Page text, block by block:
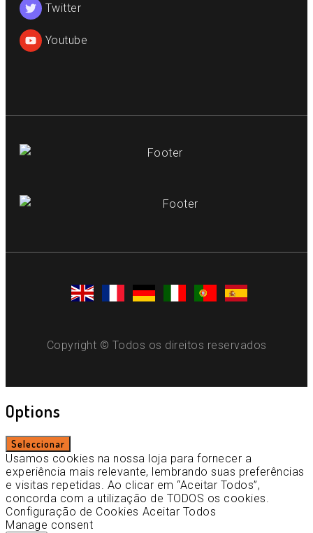
Twitter
Youtube
Copyright © Todos os direitos reservados
Options
Seleccionar
Usamos cookies na nossa loja para fornecer a
experiência mais relevante, lembrando suas preferências
e visitas repetidas. Ao clicar em “Aceitar Todos”,
concorda com a utilização de TODOS os cookies.
Configuração de Cookies Aceitar Todos
Manage consent